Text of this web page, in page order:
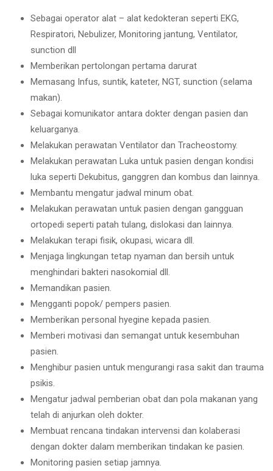
Sebagai operator alat – alat kedokteran seperti EKG,
Respiratori, Nebulizer, Monitoring jantung, Ventilator,
sunction dll
Memberikan pertolongan pertama darurat
Memasang Infus, suntik, kateter, NGT, sunction (selama
makan).
Sebagai komunikator antara dokter dengan pasien dan
keluarganya.
Melakukan perawatan Ventilator dan Tracheostomy.
Melakukan perawatan Luka untuk pasien dengan kondisi
luka seperti Dekubitus, ganggren dan kombus dan lainnya.
Membantu mengatur jadwal minum obat.
Melakukan perawatan untuk pasien dengan gangguan
ortopedi seperti patah tulang, dislokasi dan lainnya.
Melakukan terapi fisik, okupasi, wicara dll.
Menjaga lingkungan tetap nyaman dan bersih untuk
menghindari bakteri nasokomial dll.
Memandikan pasien.
Mengganti popok/ pempers pasien.
Memberikan personal hyegine kepada pasien.
Memberi motivasi dan semangat untuk kesembuhan
pasien.
Menghibur pasien untuk mengurangi rasa sakit dan trauma
psikis.
Mengatur jadwal pemberian obat dan pola makanan yang
telah di anjurkan oleh dokter.
Membuat rencana tindakan intervensi dan kolaberasi
dengan dokter dalam memberikan tindakan ke pasien.
Monitoring pasien setiap jamnya.